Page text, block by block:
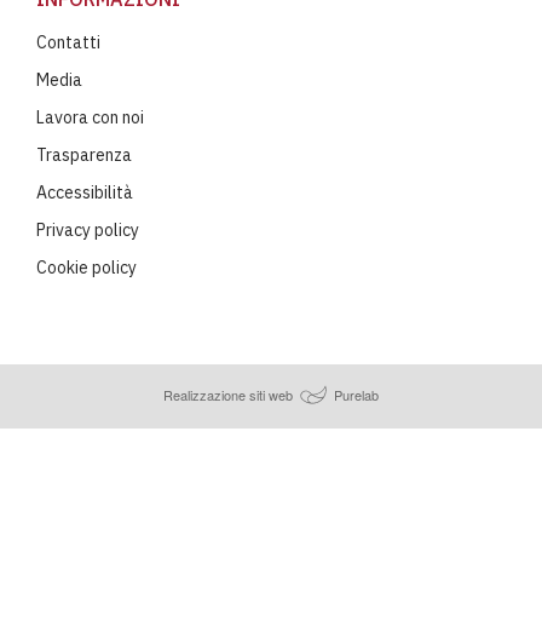
Contatti
Media
Lavora con noi
Trasparenza
Accessibilità
Privacy policy
Cookie policy
Realizzazione siti web Purelab